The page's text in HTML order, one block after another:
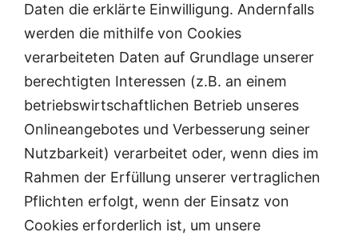
Daten die erklärte Einwilligung. Andernfalls
werden die mithilfe von Cookies
verarbeiteten Daten auf Grundlage unserer
berechtigten Interessen (z.B. an einem
betriebswirtschaftlichen Betrieb unseres
Onlineangebotes und Verbesserung seiner
Nutzbarkeit) verarbeitet oder, wenn dies im
Rahmen der Erfüllung unserer vertraglichen
Pflichten erfolgt, wenn der Einsatz von
Cookies erforderlich ist, um unsere